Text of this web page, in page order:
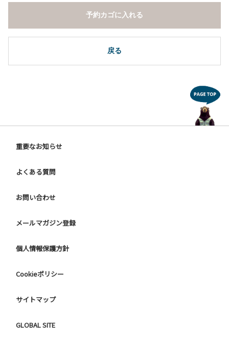
戻る
予約カゴに入れる
重要なお知らせ
よくある質問
お問い合わせ
メールマガジン登録
個人情報保護方針
Cookieポリシー
サイトマップ
GLOBAL SITE